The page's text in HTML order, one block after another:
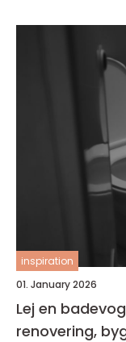
inspiration
01. January 2026
Lej en
renovering,